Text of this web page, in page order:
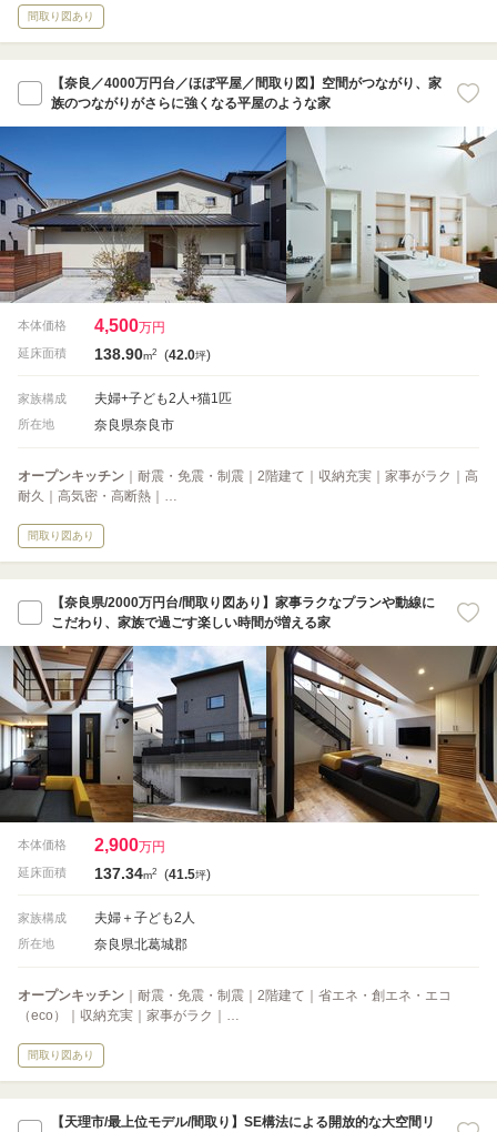
間取り図あり
【奈良／4000万円台／ほぼ平屋／間取り図】空間がつながり、家
族のつながりがさらに強くなる平屋のような家
本体価格 4,500万円
延床面積 138.90m2 (42.0坪)
家族構成 夫婦+子ども2人+猫1匹
所在地 奈良県奈良市
オープンキッチン ｜耐震・免震・制震｜2階建て｜収納充実｜家事がラク｜高
耐久｜高気密・高断熱｜…
間取り図あり
【奈良県/2000万円台/間取り図あり】家事ラクなプランや動線に
こだわり、家族で過ごす楽しい時間が増える家
本体価格 2,900万円
延床面積 137.34m2 (41.5坪)
家族構成 夫婦＋子ども2人
所在地 奈良県北葛城郡
オープンキッチン ｜耐震・免震・制震｜2階建て｜省エネ・創エネ・エコ
（eco）｜収納充実｜家事がラク｜…
間取り図あり
【天理市/最上位モデル/間取り】SE構法による開放的な大空間リ